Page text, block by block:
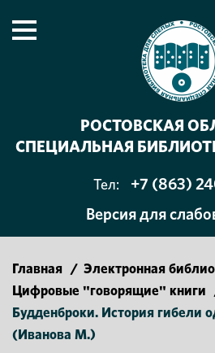
РОСТОВСКАЯ
СПЕЦИАЛЬНАЯ
Тел:
+7 (863)
Версия для
Главная / Электронная
Цифровые "говорящие" книги
Будденброки. История гибели
(Иванова М.)